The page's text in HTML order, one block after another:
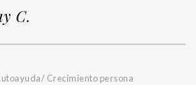
C.
Crecimiento persona